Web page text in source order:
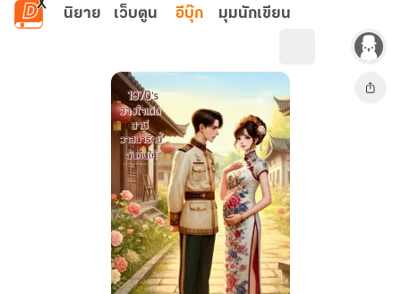
ข้ามไปยังเนื้อหาหลัก
นิยาย เว็บตูน อีบุ๊ก มุมนักเขียน